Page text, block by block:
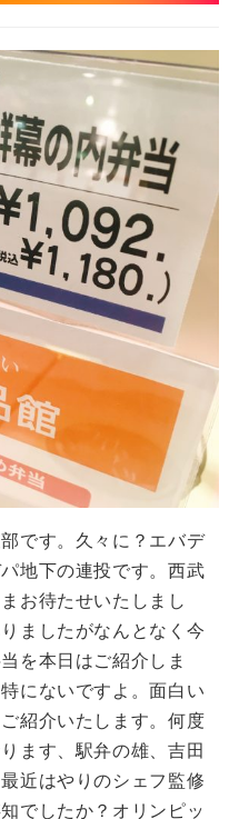
です。久々に？エバデ
地下の連投です。西武
お待たせいたしまし
ましたがなんとなく今
を本日はご紹介しま
にないですよ。面白い
紹介いたします。何度
ます、駅弁の雄、吉田
近はやりのシェフ監修
でしたか？オリンピッ